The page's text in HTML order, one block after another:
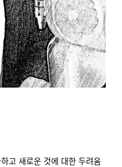
고 새로운 것에 대한 두려움